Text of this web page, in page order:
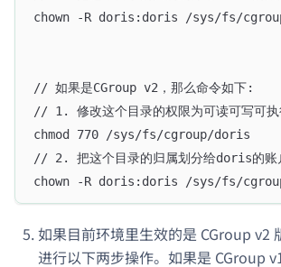
chown -R doris:doris /sys/fs/
// 如果是CGroup v2，那么命令如下:
// 1. 修改这个目录的权限为可读可写可执
chmod 770 /sys/fs/cgroup/doris
// 2. 把这个目录的归属划分给doris的账
chown -R doris:doris /sys/fs/
如果目前环境里生效的是 CGroup v2
进行以下两步操作。如果是 CGroup